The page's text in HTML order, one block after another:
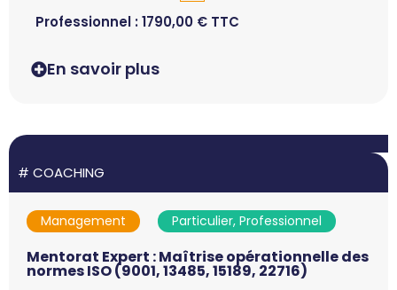
Professionnel :1790,00 € TTC
En savoir plus
# COACHING
Management Particulier, Professionnel
Mentorat Expert : Maîtrise opérationnelle des
normes ISO (9001, 13485, 15189, 22716)